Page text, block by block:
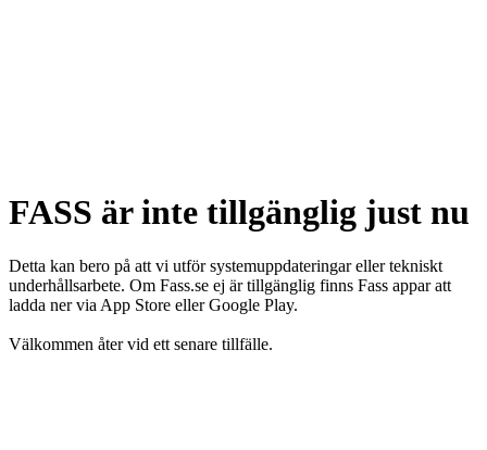
FASS är inte tillgänglig just nu
Detta kan bero på att vi utför systemuppdateringar eller tekniskt
underhållsarbete. Om Fass.se ej är tillgänglig finns Fass appar att
ladda ner via App Store eller Google Play.
Välkommen åter vid ett senare tillfälle.